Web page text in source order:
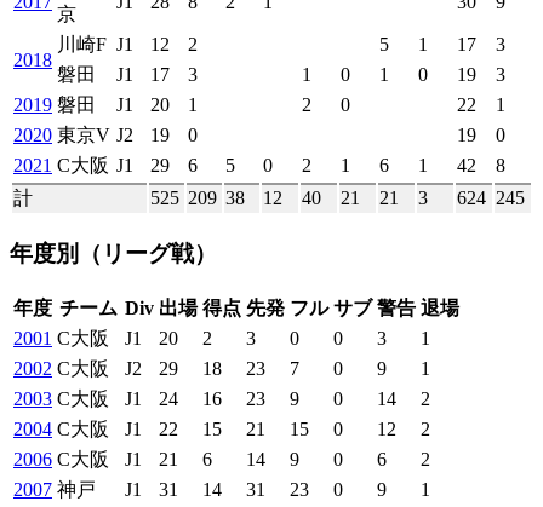
京
2018
川崎F J1 12 2 5 1 17
3
磐田
J1 17 3 1 0 1 0 19
3
2019 磐田 J1 20 1 2 0 22
1
2020 東京V J2 19 0 19
0
2021 C大阪 J1 29 6 5 0 2 1 6 1 42
8
計
525 209 38 12 40 21 21 3 624 245
年度別 （リーグ戦）
年度 チーム Div 出場 得点 先発 フル サブ 警告 退場
2001 C大阪 J1 20 2 3 0 0 3
1
2002 C大阪 J2 29 18 23 7 0 9
1
2003 C大阪 J1 24 16 23 9 0 14
2
2004 C大阪 J1 22 15 21 15 0 12
2
2006 C大阪 J1 21 6 14 9 0 6
2
2007 神戸 J1 31 14 31 23 0 9
1